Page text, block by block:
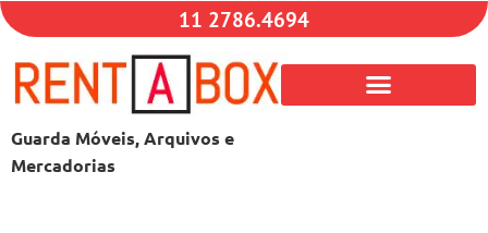
11 2786.4694
Guarda Móveis, Arquivos e
Mercadorias